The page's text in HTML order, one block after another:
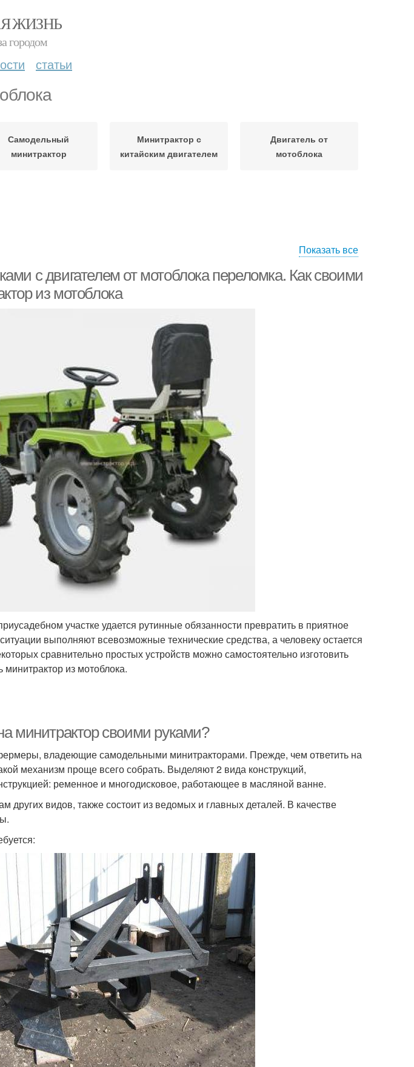
ЖИЗНЬ
городом
статьи
Самодельный
минитрактор
Минитрактор с
китайским двигателем
Двигатель от
мотоблока
Показать все
с двигателем от мотоблока переломка. Как своими
из мотоблока
участке удается рутинные обязанности превратить в приятное
выполняют всевозможные технические средства, а человеку остается
сравнительно простых устройств можно самостоятельно изготовить
из мотоблока.
минитрактор своими руками?
владеющие самодельными минитракторами. Прежде, чем ответить на
механизм проще всего собрать. Выделяют 2 вида конструкций,
ременное и многодисковое, работающее в масляной ванне.
других видов, также состоит из ведомых и главных деталей. В качестве